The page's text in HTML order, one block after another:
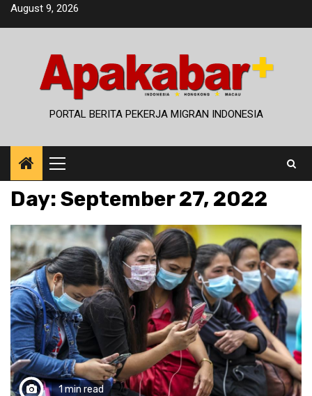
SkipAugust 9, 2026
PORTAL BERITA PEKERJA MIGRAN INDONESIA
Primary
Menu
Day:September 27, 2022
1 min read